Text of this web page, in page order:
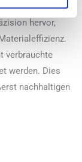
hervor,
verbrauchte
werden. Dies
nachhaltigen